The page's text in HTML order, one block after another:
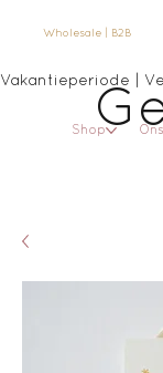
Wholesale | B2B
Vakantieperiode |
Shop